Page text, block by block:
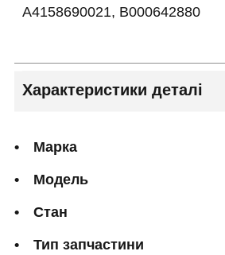
A4158690021, B000642880
Характеристики деталі
Марка
Модель
Стан
Тип запчастини